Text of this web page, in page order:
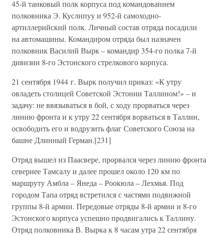
45-й танковый полк корпуса под командованием
полковника Э. Куслипуу и 952-й самоходно-
артиллерийский полк. Личный состав отряда посадили
на автомашины. Командиром отряда был назначен
полковник Василий Вырк – командир 354-го полка 7-й
дивизии 8-го Эстонского стрелкового корпуса.
21 сентября 1944 г. Вырк получил приказ: «К утру
овладеть столицей Советской Эстонии Таллином!» – и
задачу: не ввязываться в бой, с ходу прорваться через
линию фронта и к утру 22 сентября ворваться в Таллин,
освободить его и водрузить флаг Советского Союза на
башне Длинный Герман.[231]
Отряд вышел из Паасвере, прорвался через линию фронта
севернее Тамсалу и далее прошел около 120 км по
маршруту Амбла – Янеда – Роокюла – Лехмья. Под
городом Тапа отряд встретился с частями подвижной
группы 8-й армии. Передовые отряды 8-й армии и 8-го
Эстонского корпуса успешно продвигались к Таллину.
Отряд полковника В. Вырка к 8 часам утра 22 сентября